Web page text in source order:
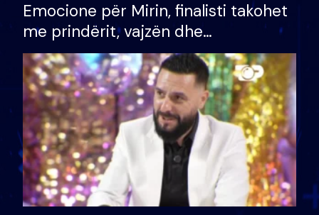
Emocione për Mirin, finalisti takohet
me prindërit, vajzën dhe
bashkëshorten: S’kemi ndonjë letër
divorci apo jo?